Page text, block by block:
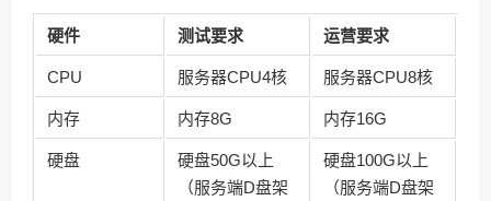
硬件 测试要求 运营要求
CPU 服务器CPU4核 服务器CPU8核
内存 内存8G 内存16G
硬盘
硬盘50G以上
（服务端D盘架
硬盘100G以上
（服务端D盘架